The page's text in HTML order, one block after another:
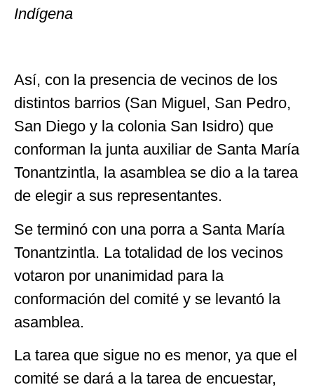
Indígena
Así, con la presencia de vecinos de los
distintos barrios (San Miguel, San Pedro,
San Diego y la colonia San Isidro) que
conforman la junta auxiliar de Santa María
Tonantzintla, la asamblea se dio a la tarea
de elegir a sus representantes.
Se terminó con una porra a Santa María
Tonantzintla. La totalidad de los vecinos
votaron por unanimidad para la
conformación del comité y se levantó la
asamblea.
La tarea que sigue no es menor, ya que el
comité se dará a la tarea de encuestar,